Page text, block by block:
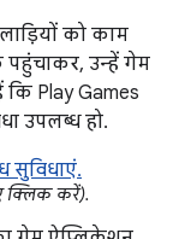
को काम
उन्हें गेम
Play Games
उपलब्ध हो.
क्लिक करें).